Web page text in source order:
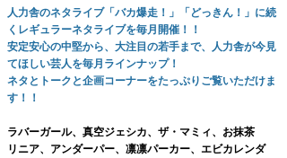
人力舎のネタライブ「バカ爆走！」「どっきん！」に続
くレギュラーネタライブを毎月開催！！
安定安心の中堅から、大注目の若手まで、人力舎が今見
てほしい芸人を毎月ラインナップ！
ネタとトークと企画コーナーをたっぷりご覧いただけま
す！！
ラバーガール、真空ジェシカ、ザ・マミィ、お抹茶
リニア、アンダーパー、凛凛パーカー、 エビカレンダ